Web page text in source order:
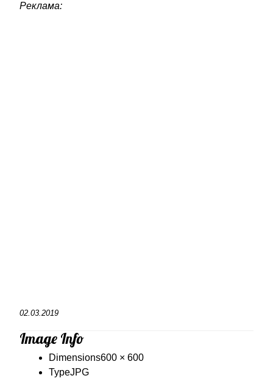
Реклама:
02.03.2019
Image Info
Dimensions600 × 600
TypeJPG